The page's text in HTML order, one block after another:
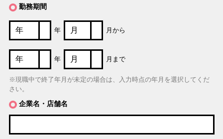
勤務期間
年 月から
年 月まで
※現職中で終了年月が未定の場合は、入力時点の年月を選択してくだ
さい。
企業名・店舗名